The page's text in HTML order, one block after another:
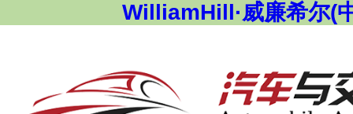
WilliamHill·威廉希尔(